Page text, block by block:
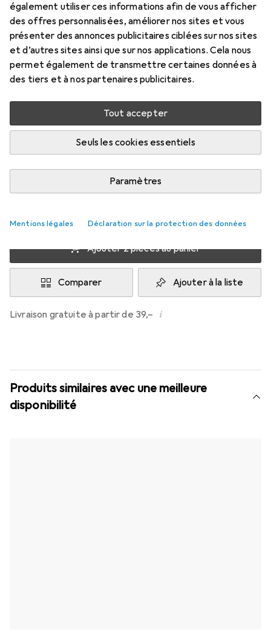
également utiliser ces informations afin de vous afficher
des offres personnalisées, améliorer nos sites et vous
présenter des annonces publicitaires ciblées sur nos sites
et d’autres sites ainsi que sur nos applications. Cela nous
permet également de transmettre certaines données à
des tiers et à nos partenaires publicitaires.
Tout accepter
Seuls les cookies essentiels
Paramètres
Mentions légales Déclaration sur la protection des données
Prix en EUR TVA incl.
622
Évaluations
Livré entre lun, 17/8 et mer, 19/8
Plus de 10 pièces en stock chez le fournisseur
M'informer si le produit est disponible plus tôt
EUR
14,69
EUR
13,18
3 pièces
EUR
12,47
EUR
11,72
Ajouter 2 pièces au panier
Comparer Ajouter à la liste
Livraison gratuite à partir de 39,– i
Produits similaires avec une meilleure
disponibilité